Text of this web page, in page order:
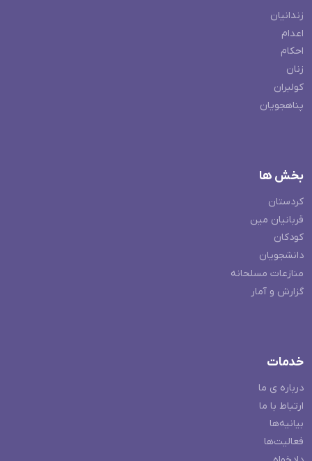
زندانیان
اعدام
احکام
زنان
کولبران
پناهجویان
بخش ها
کردستان
قربانیان مین
کودکان
دانشجویان
منازعات مسلحانه
گزارش و آمار
خدمات
درباره ی ما
ارتباط با ما
بیانیه‌ها
فعالیت‌ها